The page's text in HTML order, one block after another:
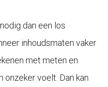
dan een los
inhoudsmaten vaker
met meten en
onzeker voelt. Dan kan